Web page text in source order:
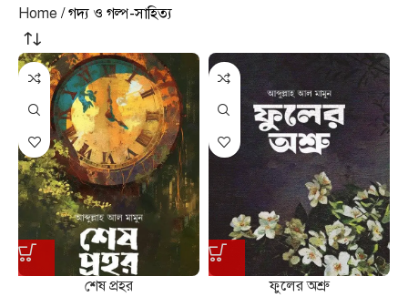
Home গদ্য ও গল্প-সাহিত্য
শেষ প্রহর ফুলের অশ্রু